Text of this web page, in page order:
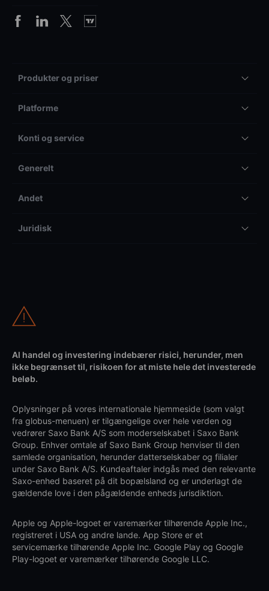
Produkter og priser
Platforme
Konti og service
Generelt
Andet
Juridisk
Al handel og investering indebærer risici, herunder, men
ikke begrænset til, risikoen for at miste hele det investerede
beløb.
Oplysninger på vores internationale hjemmeside (som valgt
fra globus-menuen) er tilgængelige over hele verden og
vedrører Saxo Bank A/S som moderselskabet i Saxo Bank
Group. Enhver omtale af Saxo Bank Group henviser til den
samlede organisation, herunder datterselskaber og filialer
under Saxo Bank A/S. Kundeaftaler indgås med den relevante
Saxo-enhed baseret på dit bopælsland og er underlagt de
gældende love i den pågældende enheds jurisdiktion.
Apple og Apple-logoet er varemærker tilhørende Apple Inc.,
registreret i USA og andre lande. App Store er et
servicemærke tilhørende Apple Inc. Google Play og Google
Play-logoet er varemærker tilhørende Google LLC.